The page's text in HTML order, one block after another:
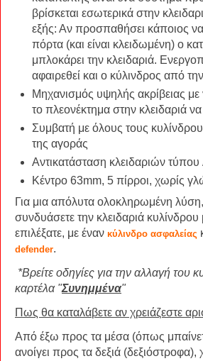
βρίσκεται εσωτερικά στην
εξής: Αν προσπαθήσει κάποιος
πόρτα (και είναι κλειδωμένη) ο
μπλοκάρει την κλειδαριά.
αφαιρεθεί και ο κύλινδρος από
Μηχανισμός υψηλής ακρίβειας με
το πλεονέκτημα στην κλειδαριά
Συμβατή με όλους τους
της αγοράς
Αντικατάσταση κλειδαριών
Κέντρο 63mm, 5 πίρροι, χωρίς
Για μια απόλυτα ολοκληρωμένη
συνδυάσετε την κλειδαριά
επιλέξατε, με έναν κύλινδρο ασφαλείας
defender.
*Βρείτε οδηγίες για την αλλαγή του
καρτέλα "Συνημμένα"
Πως θα καταλάβετε αν χρειάζεστε
Από έξω προς τα μέσα (όπως
ανοίγει προς τα δεξιά (δεξιόστροφα),